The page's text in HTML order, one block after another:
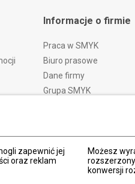
zapewnić jej
oraz reklam
Możesz
konwersji
Informacje o firmie
Praca w SMYK
Biuro prasowe
Dane firmy
Grupa SMYK
Akt o usługach
Deklaracja dostępności